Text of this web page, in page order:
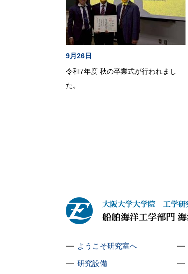
9月26日
令和7年度 秋の卒業式が行われまし
た。
ようこそ研究室へ
研究設備